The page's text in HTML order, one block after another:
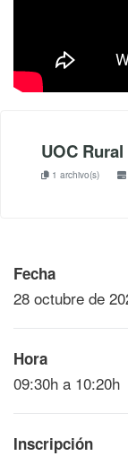
UOC
1 archivo(s)
Fecha
28 octubre de
Hora
09:30h a 10:20h
Inscripción